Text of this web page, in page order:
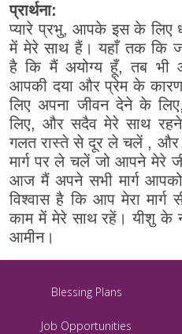
प्रार्थना:
प्यारे प्रभु, आपके इस के लिए
में मेरे साथ हैं। यहाँ तक कि
है कि मैं अयोग्य हूँ, तब भी
आपकी दया और प्रेम के
लिए अपना जीवन देने के
लिए, और सदैव मेरे साथ
गलत रास्ते से दूर ले चलें ,
मार्ग पर ले चलें जो आपने मेरे
आज मैं अपने सभी मार्ग
विश्वास है कि आप मेरा
काम में मेरे साथ रहें। यीशु के
आमीन।
Blessing Plans
Job Opportunities